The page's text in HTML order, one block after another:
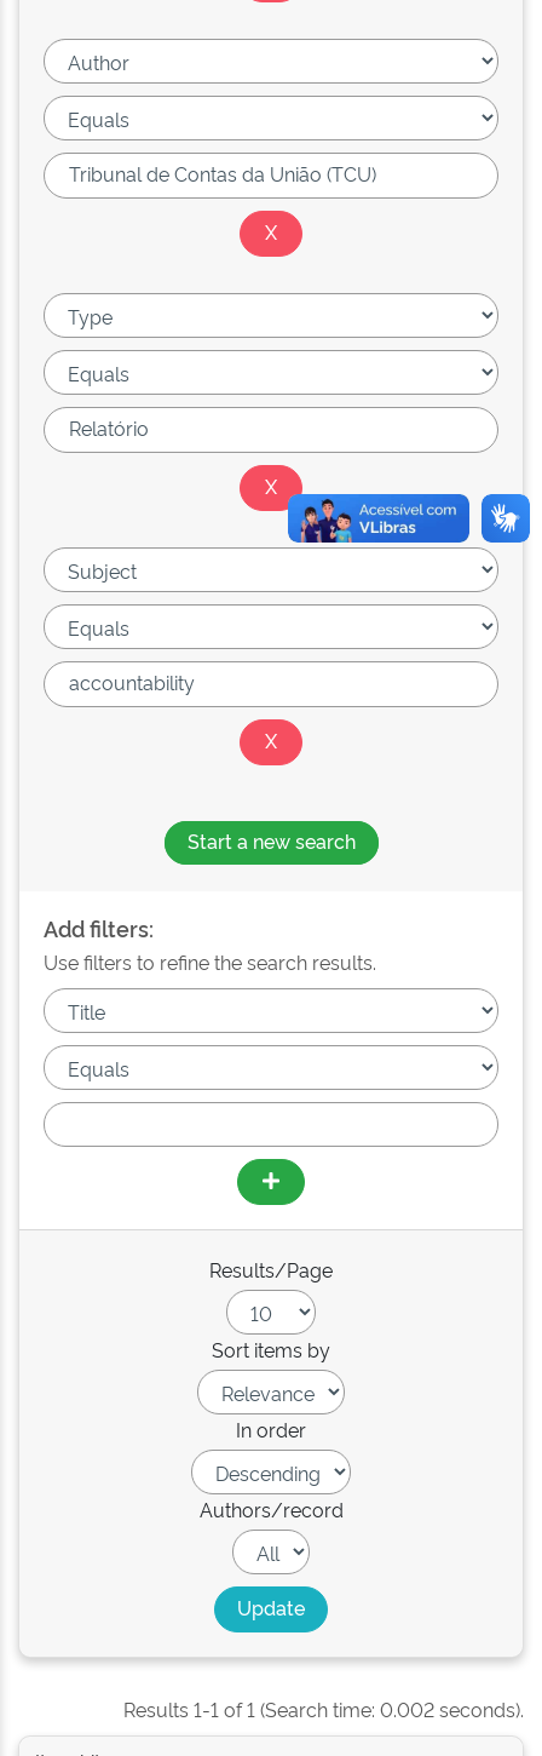
Start a new search
Add filters:
Use filters to refine the search results.
Results/Page
Sort items by
In order
Authors/record
Results 1-1 of 1 (Search time: 0.002 seconds).